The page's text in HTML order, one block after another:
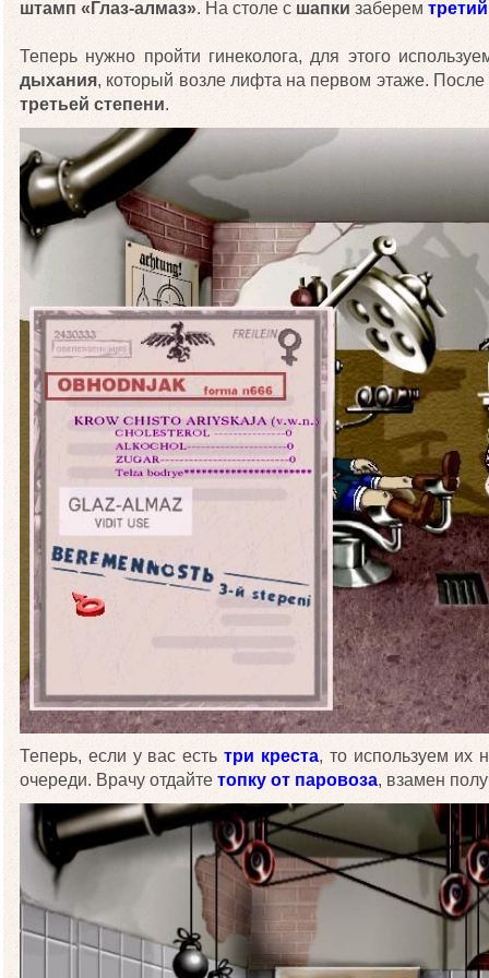
штамп «Глаз-алмаз». На столе с шапки заберем
Теперь нужно пройти гинеколога, для этого
дыхания, который возле лифта на первом этаже.
третьей степени.
Теперь, если у вас естьтри креста, то используем их
очереди. Врачу отдайте топку от паровоза, взамен